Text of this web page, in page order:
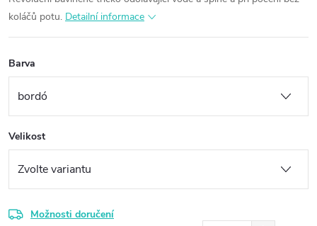
koláčů potu. Detailní informace
Barva
Velikost
Možnosti doručení